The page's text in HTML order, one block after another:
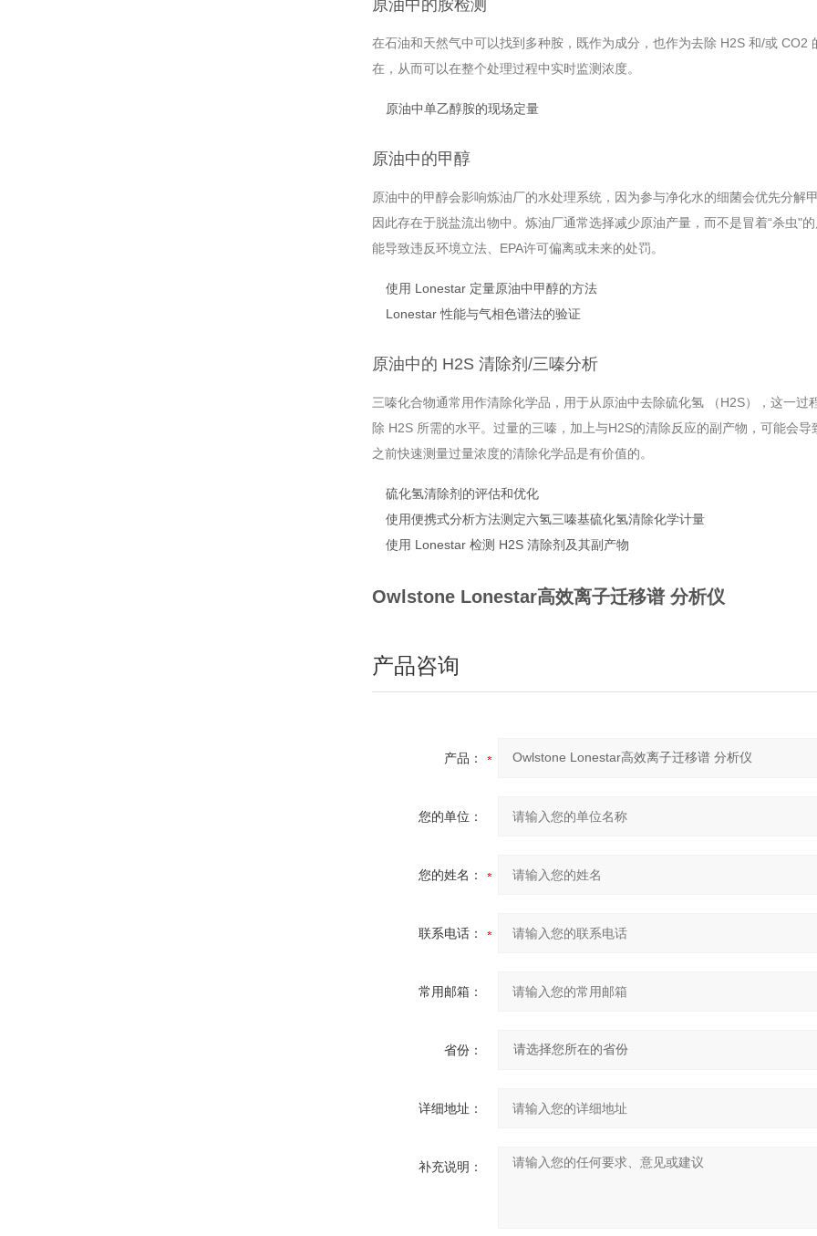
原油中的胺检测
在石油和天然气中可以找到多种胺，既作为成分，也作为去除 H2S 和/或
在，从而可以在整个处理过程中实时监测浓度。
原油中单乙醇胺的现场定量
原油中的甲醇
原油中的甲醇会影响炼油厂的水处理系统，因为参与净化水的细菌会优先分
因此存在于脱盐流出物中。炼油厂通常选择减少原油产量，而不是冒着“杀虫
能导致违反环境立法、EPA许可偏离或未来的处罚。
使用 Lonestar 定量原油中甲醇的方法
Lonestar 性能与气相色谱法的验证
原油中的 H2S 清除剂/三嗪分析
三嗪化合物通常用作清除化学品，用于从原油中去除硫化氢 （H2S），这一
除 H2S 所需的水平。过量的三嗪，加上与H2S的清除反应的副产物，可能会
之前快速测量过量浓度的清除化学品是有价值的。
硫化氢清除剂的评估和优化
使用便携式分析方法测定六氢三嗪基硫化氢清除化学计量
使用 Lonestar 检测 H2S 清除剂及其副产物
Owlstone Lonestar高效离子迁移谱 分析仪
产品咨询
产品：
您的单位：
您的姓名：
联系电话：
常用邮箱：
省份：
详细地址：
补充说明：